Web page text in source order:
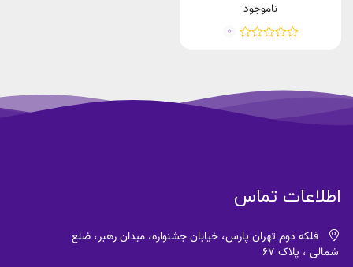
ناموجود
0
اطلاعات تماس
فلکه دوم تهران پارس، خیابان جشنواره، میدان رهبر، ضلع
شمالی ، پلاک 67